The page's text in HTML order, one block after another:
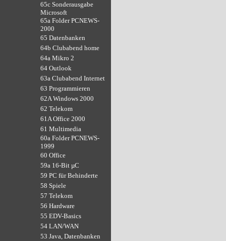
65c Sonderausgabe
Microsoft
65a Folder PCNEWS-
2000
65 Datenbanken
64b Clubabend home
64a Mikro 2
64 Outlook
63a Clubabend Internet
63 Programmieren
62A Windows 2000
62 Telekom
61A Office 2000
61 Multimedia
60a Folder PCNEWS-
1999
60 Office
59a 16-Bit µC
59 PC für Behinderte
58 Spiele
57 Telekom
56 Hardware
55 EDV-Basics
54 LAN/WAN
53 Java, Datenbanken